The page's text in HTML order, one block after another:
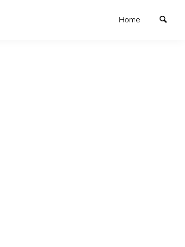
Home